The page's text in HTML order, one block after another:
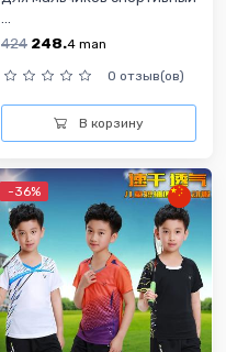
...
424 248.4 man
0 отзыв(ов)
В корзину
-36%